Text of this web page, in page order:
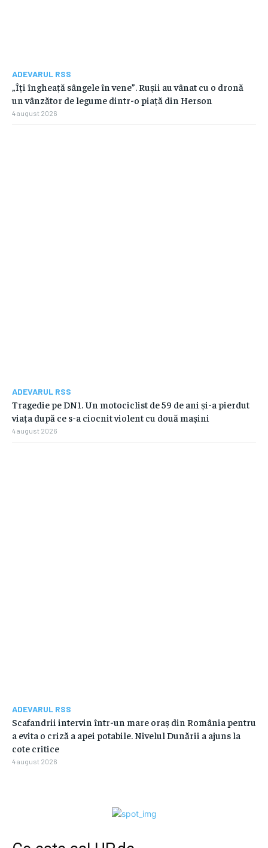
ADEVARUL RSS
„Îți îngheață sângele în vene”. Rușii au vânat cu o dronă
un vânzător de legume dintr-o piață din Herson
4 august 2026
ADEVARUL RSS
Tragedie pe DN1. Un motociclist de 59 de ani și-a pierdut
viața după ce s-a ciocnit violent cu două mașini
4 august 2026
ADEVARUL RSS
Scafandrii intervin într-un mare oraș din România pentru
a evita o criză a apei potabile. Nivelul Dunării a ajuns la
cote critice
4 august 2026